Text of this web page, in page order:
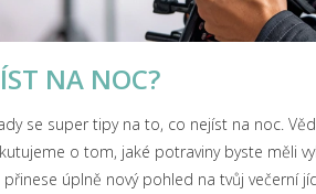
NA NOC?
se super tipy na to, co nejíst na noc.
o tom, jaké potraviny byste měli
úplně nový pohled na tvůj večerní